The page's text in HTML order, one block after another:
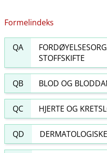
Formelindeks
QA
STOFFSKIFTE
QB BLOD OG
QC HJERTE OG
QD